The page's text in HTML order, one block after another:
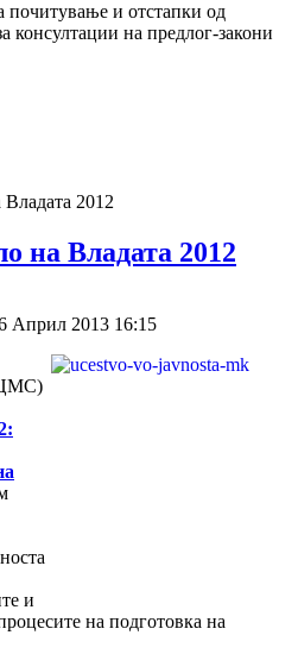
почитување и отстапки од
консултации на предлог-закони
2012
на Владата 2012
Април 2013 16:15
и
на подготовка на